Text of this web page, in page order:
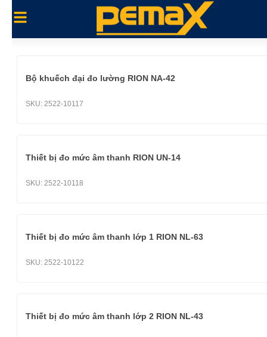
Bộ khuếch đại đo lường RION NA-42
SKU: 2522-10117
Thiết bị đo mức âm thanh RION UN-14
SKU: 2522-10118
Thiết bị đo mức âm thanh lớp 1 RION NL-63
SKU: 2522-10122
Thiết bị đo mức âm thanh lớp 2 RION NL-43